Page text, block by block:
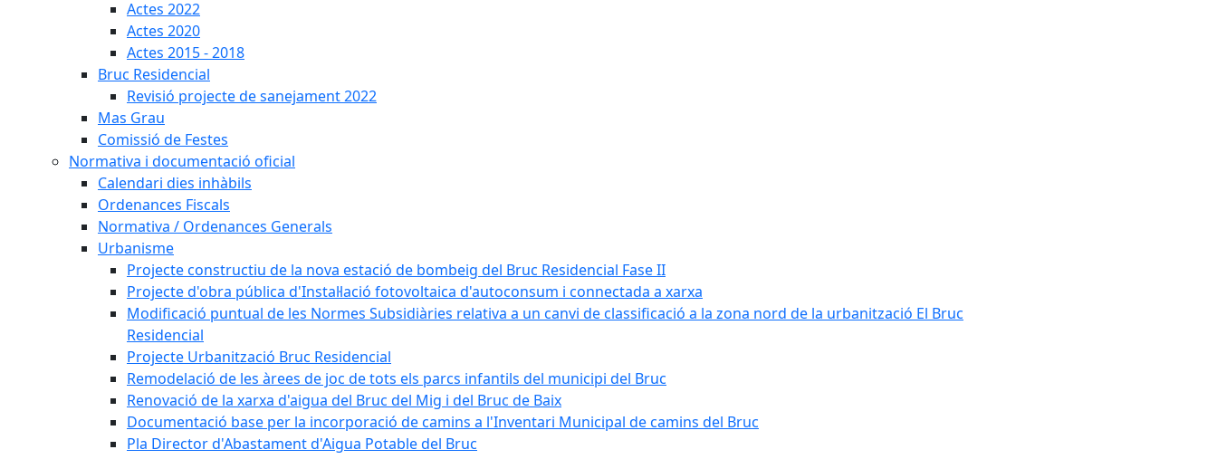
Actes 2022
Actes 2020
Actes 2015 - 2018
Bruc Residencial
Revisió projecte de sanejament 2022
Mas Grau
Comissió de Festes
Normativa i documentació oficial
Calendari dies inhàbils
Ordenances Fiscals
Normativa / Ordenances Generals
Urbanisme
Projecte constructiu de la nova estació de bombeig del Bruc Residencial Fase II
Projecte d'obra pública d'Instal·lació fotovoltaica d'autoconsum i connectada a xarxa
Modificació puntual de les Normes Subsidiàries relativa a un canvi de classificació a la zona nord de la urbanització El Bruc
Residencial
Projecte Urbanització Bruc Residencial
Remodelació de les àrees de joc de tots els parcs infantils del municipi del Bruc
Renovació de la xarxa d'aigua del Bruc del Mig i del Bruc de Baix
Documentació base per la incorporació de camins a l'Inventari Municipal de camins del Bruc
Pla Director d'Abastament d'Aigua Potable del Bruc